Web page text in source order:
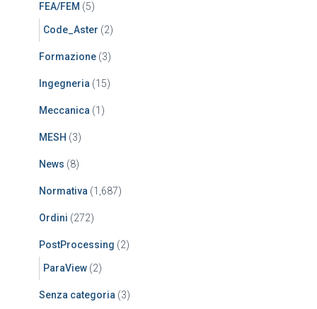
FEA/FEM (5)
Code_Aster (2)
Formazione (3)
Ingegneria (15)
Meccanica (1)
MESH (3)
News (8)
Normativa (1,687)
Ordini (272)
PostProcessing (2)
ParaView (2)
Senza categoria (3)